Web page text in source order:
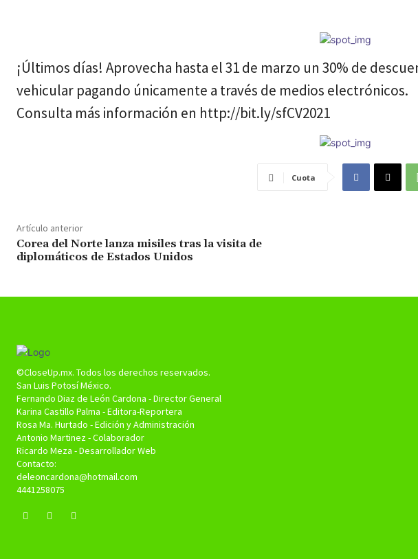
¡Últimos días! Aprovecha hasta el 31 de marzo un 30% de
vehicular pagando únicamente a través de medios electrónicos.
Consulta más información en http://bit.ly/sfCV2021
Cuota
Artículo anterior
Corea del Norte lanza misiles tras la visita de
diplomáticos de Estados Unidos
©CloseUp.mx. Todos los derechos reservados.
San Luis Potosí México.
Fernando Diaz de León Cardona - Director General
Karina Castillo Palma - Editora-Reportera
Rosa Ma. Hurtado - Edición y Administración
Antonio Martinez - Colaborador
Ricardo Meza - Desarrollador Web
Contacto:
deleoncardona@hotmail.com
4441258075